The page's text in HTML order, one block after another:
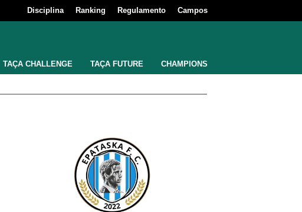
Disciplina Ranking Regulamento Campos
TAÇA CHALLENGE TAÇA FUTURE CHAMPIONS